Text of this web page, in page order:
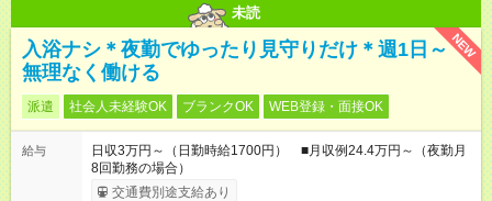
未読
NEW
入浴ナシ＊夜勤でゆったり見守りだけ＊週1日～
無理なく働ける
派遣 社会人未経験OK ブランクOK WEB登録・面接OK
給与
日収3万円～（日勤時給1700円） ■月収例24.4万円～（夜勤月
8回勤務の場合）
交通費別途支給あり